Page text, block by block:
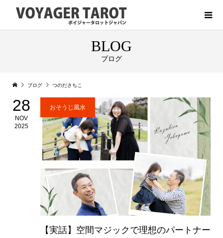
BLOG
ブログ
ブログ つのださちこ
28
NOV
2025
おそうじ風水
【実話】空間マジックで理想のパートナー